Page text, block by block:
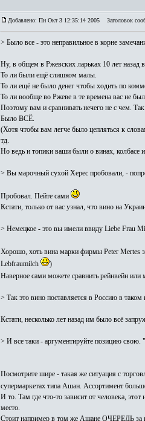
Добавлено: Пн Окт 3 12:35:14 2005 Заголовок
> Было все - это неправильное в корне
Ну, в общем в Ржевских ларьках 10 лет назад
То ли были ещё слишком малы.
То ли ещё не было денег чтобы ходить по
То ли вообще во Ржеве в те времена вас не
Поэтому вам и сравнивать нечего не с чем.
Было ВСЁ.
(Хотя чтобы вам легче было цепляться к
тд.
Но ведь и топики ваши были о винах, колбасе
> Вы марочный сухой Херес пробовали, -
Пробовал. Пейте сами
Кстати, только от вас узнал, что вино на
> Немецкое - это вы имели ввиду Liebe Frau
Хорошо, хоть вина марки фирмы Peter Mertes
Lebfraumilch
)
Наверное сами можете сравнить рейнвейн
> Так это вино поставляется в Россию в таком
Кстати, несколько лет назад им было всё
> И все таки - аргументируйте позицию
Посмотрите шире - такая же ситуация с
супермаркетах типа Ашан. Ассортимент
И то. Там где что-то зависит от человека,
место.
Стоит например в том же Ашане ОЧЕРЕДЬ за